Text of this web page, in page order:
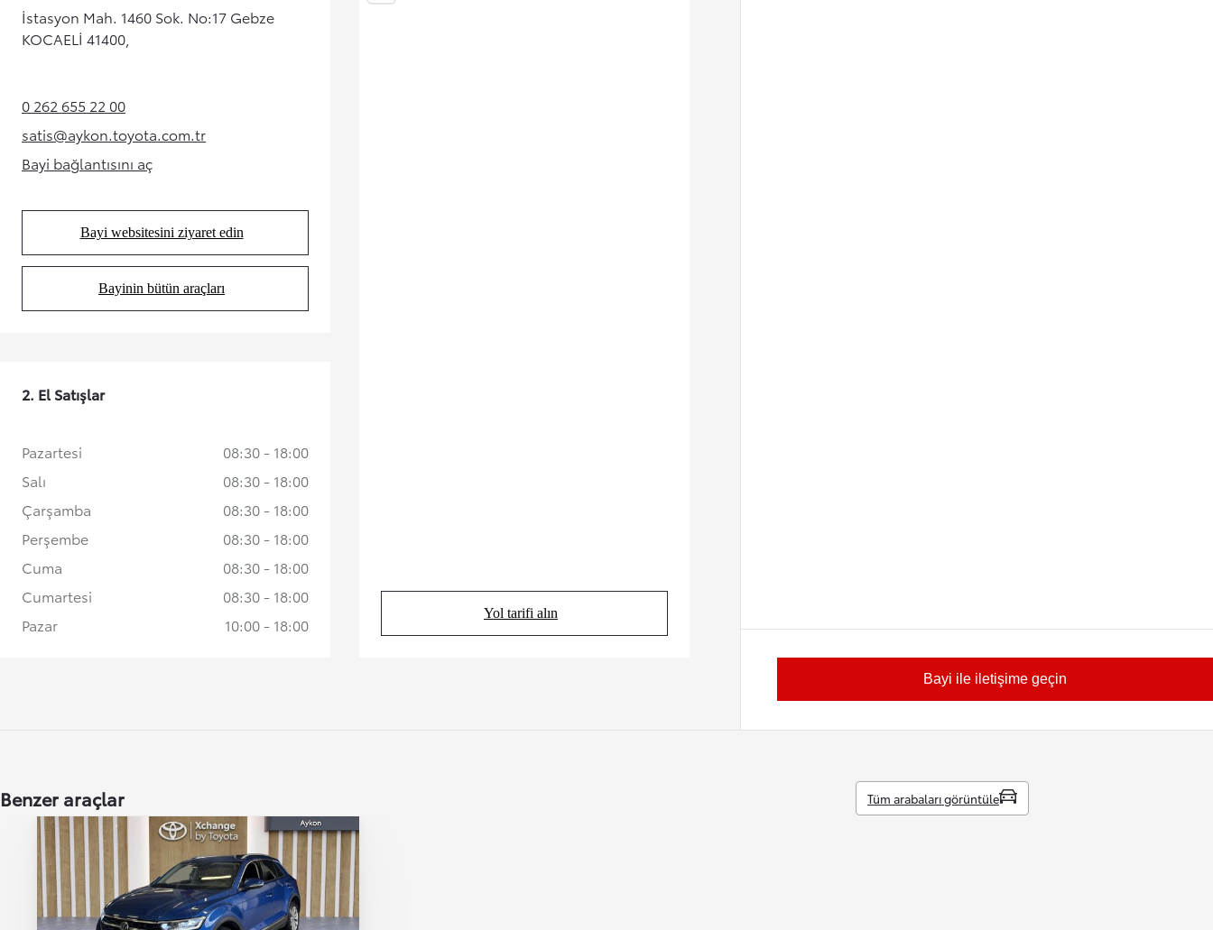
Bayi ile iletişime geçin
İstasyon Mah. 1460 Sok. No:17 Gebze
KOCAELİ 41400,
0 262 655 22 00(Opens in new tab)
satis@aykon.toyota.com.tr
(Opens in new tab)
Bayi bağlantısını aç
(Opens in new tab)
Bayi websitesini ziyaret edin
(Opens in new tab)
Bayinin bütün araçları
(Opens in new tab)
Yol tarifi alın
(Opens in new tab)
2. El Satışlar
Pazartesi
08:30 - 18:00
Salı
08:30 - 18:00
Çarşamba
08:30 - 18:00
Perşembe
08:30 - 18:00
Cuma
08:30 - 18:00
Cumartesi
08:30 - 18:00
Pazar
10:00 - 18:00
Benzer araçlar Tüm arabaları görüntüle